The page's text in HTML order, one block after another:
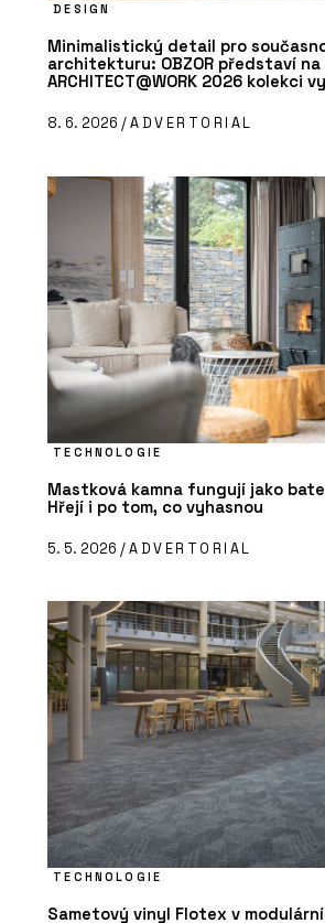
DESIGN
Minimalistický detail pro
architekturu: OBZOR představí na
ARCHITECT@WORK 2026 kolekci
8. 6. 2026 /ADVERTORIAL
TECHNOLOGIE
Mastková kamna fungují jako
Hřejí i po tom, co vyhasnou
5. 5. 2026 /ADVERTORIAL
TECHNOLOGIE
Sametový vinyl Flotex v